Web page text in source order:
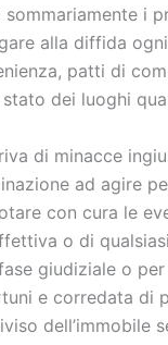
sommariamente i
alla diffida
patti di
dei luoghi
di minacce
ad agire
con cura le
o di
giudiziale o
e corredata di
dell’immobile